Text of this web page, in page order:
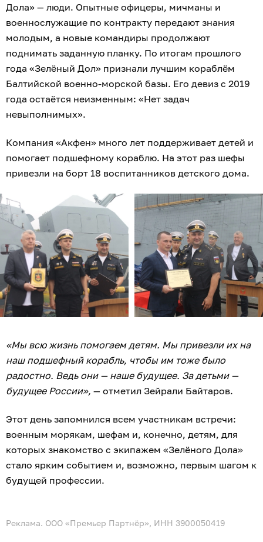
Дола» — люди. Опытные офицеры, мичманы и
военнослужащие по контракту передают знания
молодым, а новые командиры продолжают
поднимать заданную планку. По итогам прошлого
года «Зелёный Дол» признали лучшим кораблём
Балтийской военно-морской базы. Его девиз с 2019
года остаётся неизменным: «Нет задач
невыполнимых».
Компания «Акфен» много лет поддерживает детей и
помогает подшефному кораблю. На этот раз шефы
привезли на борт 18 воспитанников детского дома.
«Мы всю жизнь помогаем детям. Мы привезли их на
наш подшефный корабль, чтобы им тоже было
радостно. Ведь они — наше будущее. За детьми —
будущее России», — отметил Зейрали Байтаров.
Этот день запомнился всем участникам встречи:
военным морякам, шефам и, конечно, детям, для
которых знакомство с экипажем «Зелёного Дола»
стало ярким событием и, возможно, первым шагом к
будущей профессии.
Реклама. ООО «Премьер Партнёр», ИНН 3900050419